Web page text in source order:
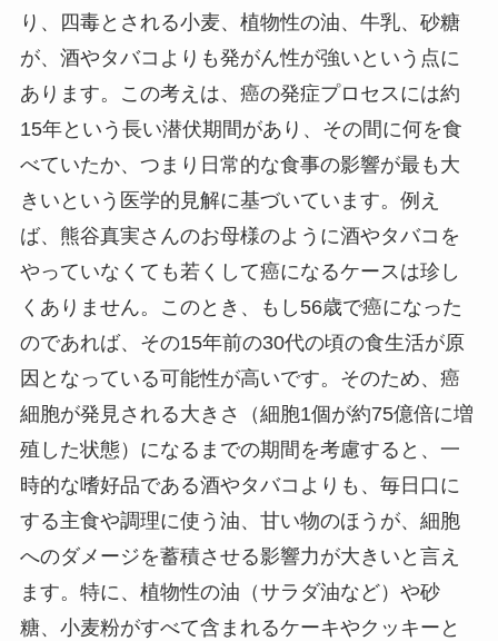
り、四毒とされる小麦、植物性の油、牛乳、砂糖
が、酒やタバコよりも発がん性が強いという点に
あります。この考えは、癌の発症プロセスには約
15年という長い潜伏期間があり、その間に何を食
べていたか、つまり日常的な食事の影響が最も大
きいという医学的見解に基づいています。例え
ば、熊谷真実さんのお母様のように酒やタバコを
やっていなくても若くして癌になるケースは珍し
くありません。このとき、もし56歳で癌になった
のであれば、その15年前の30代の頃の食生活が原
因となっている可能性が高いです。そのため、癌
細胞が発見される大きさ（細胞1個が約75億倍に増
殖した状態）になるまでの期間を考慮すると、一
時的な嗜好品である酒やタバコよりも、毎日口に
する主食や調理に使う油、甘い物のほうが、細胞
へのダメージを蓄積させる影響力が大きいと言え
ます。特に、植物性の油（サラダ油など）や砂
糖、小麦粉がすべて含まれるケーキやクッキーと